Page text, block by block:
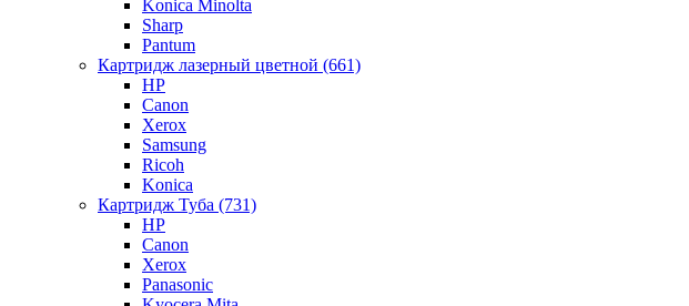
Konica Minolta
Sharp
Pantum
Картридж лазерный цветной (661)
HP
Canon
Xerox
Samsung
Ricoh
Konica
Картридж Туба (731)
HP
Canon
Xerox
Panasonic